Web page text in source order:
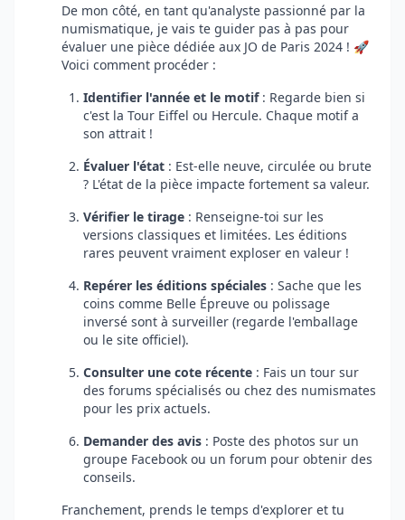
De mon côté, en tant qu'analyste passionné par la
numismatique, je vais te guider pas à pas pour
évaluer une pièce dédiée aux JO de Paris 2024 ! 🚀
Voici comment procéder :
Identifier l'année et le motif: Regarde bien si
c'est la Tour Eiffel ou Hercule. Chaque motif a
son attrait !
Évaluer l'état : Est-elle neuve, circulée ou brute
? L'état de la pièce impacte fortement sa valeur.
Vérifier le tirage : Renseigne-toi sur les
versions classiques et limitées. Les éditions
rares peuvent vraiment exploser en valeur !
Repérer les éditions spéciales : Sache que les
coins comme Belle Épreuve ou polissage
inversé sont à surveiller (regarde l'emballage
ou le site officiel).
Consulter une cote récente : Fais un tour sur
des forums spécialisés ou chez des numismates
pour les prix actuels.
Demander des avis : Poste des photos sur un
groupe Facebook ou un forum pour obtenir des
conseils.
Franchement, prends le temps d'explorer et tu